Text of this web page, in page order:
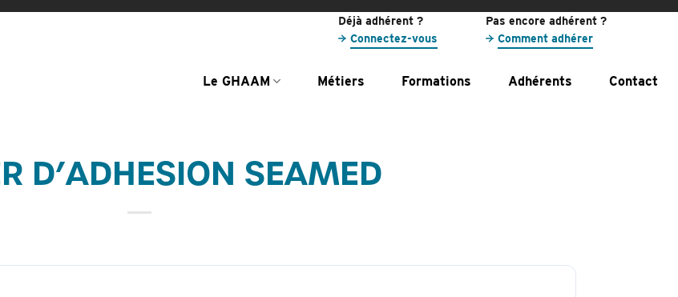
Déjà adhérent ?
Connectez-vous
Pas encore adhérent ?
Comment adhérer
Le GHAAM Métiers Formations Adhérents Contact
D’ADHESION SEAMED